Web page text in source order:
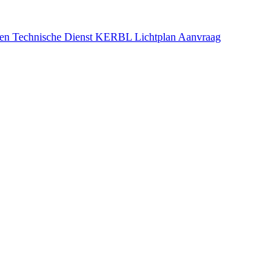
Technische Dienst KERBL Lichtplan Aanvraag